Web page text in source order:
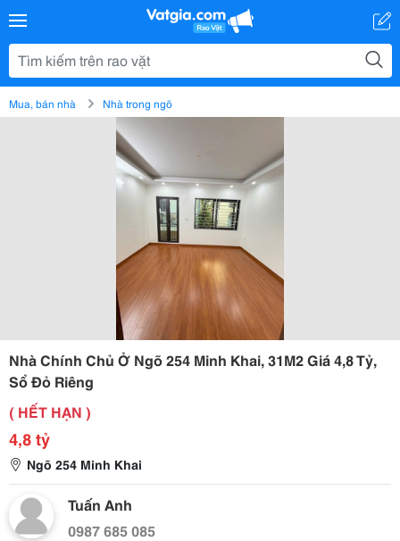
Mua, bán nhà Nhà trong ngõ
Nhà Chính Chủ Ở Ngõ 254 Minh Khai, 31M2 Giá 4,8 Tỷ,
Sổ Đỏ Riêng
( HẾT HẠN )
4,8 tỷ
Ngõ 254 Minh Khai
Tuấn Anh
0987 685 085